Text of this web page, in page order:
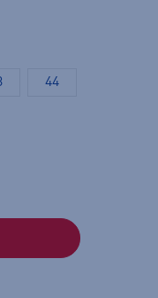
44